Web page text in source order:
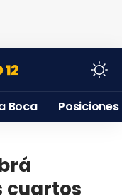
Boca Posiciones
cuartos